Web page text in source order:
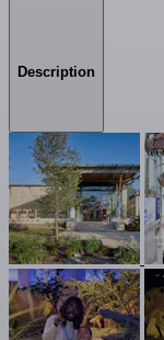
Description